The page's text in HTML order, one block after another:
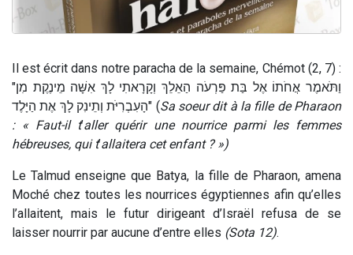
Il est écrit dans notre paracha de la semaine, Chémot (2, 7) :
"וַתֹּאמֶר אֲחֹתוֹ אֶל בַּת פַּרְעֹה הַאֵלֵךְ וְקָרָאתִי לָךְ אִשָּׁה מֵינֶקֶת מִן
הָעִבְרִיֹּת וְתֵינִק לָךְ אֶת הַיָּלֶד" (Sa soeur dit à la fille de Pharaon
: « Faut-il t’aller quérir une nourrice parmi les femmes
hébreuses, qui t’allaitera cet enfant ? »)
Le Talmud enseigne que Batya, la fille de Pharaon, amena
Moché chez toutes les nourrices égyptiennes afin qu’elles
l’allaitent, mais le futur dirigeant d’Israël refusa de se
laisser nourrir par aucune d’entre elles (Sota 12).